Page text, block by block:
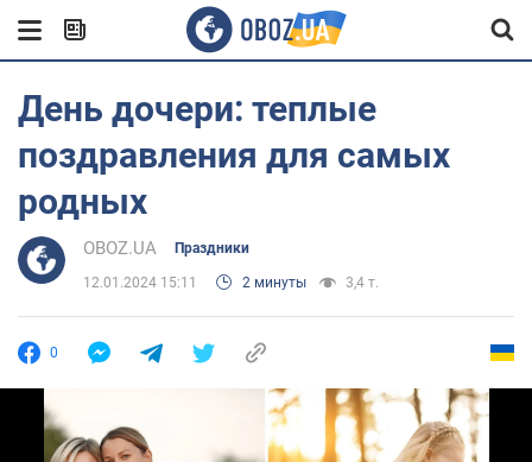
День дочери: теплые
поздравления для самых
родных
OBOZ.UA Праздники
12.01.2024 15:11 2 минуты 3,4 т.
0